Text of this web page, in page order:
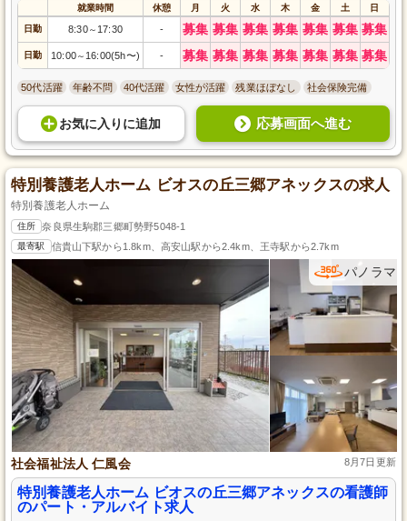
就業時間 休憩 月 火 水 木 金 土 日
日勤 8:30～ 17:30 - 募集 募集 募集 募集 募集 募集 募集
日勤 10:00～ 16:00(5h〜) - 募集 募集 募集 募集 募集 募集 募集
50代活躍 年齢不問 40代活躍 女性が活躍 残業ほぼなし 社会保険完備
お気に入り に追加 応募画面へ進む
特別養護老人ホーム ビオスの丘三郷アネックスの求人
特別養護老人ホーム
住所 奈良県生駒郡三郷町勢野5048-1
最寄駅 信貴山下駅から1.8km、高安山駅から2.4km、王寺駅から2.7km
パノラマ
社会福祉法人 仁風会 8月7日更新
特別養護老人ホーム ビオスの丘三郷アネックスの看護師
のパート・アルバイト求人